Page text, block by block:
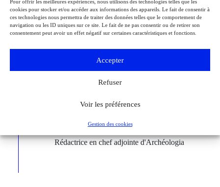
Pour offrir les meilleures expériences, nous utilisons des technologies telles que les
cookies pour stocker et/ou accéder aux informations des appareils. Le fait de consentir à
ces technologies nous permettra de traiter des données telles que le comportement de
navigation ou les ID uniques sur ce site. Le fait de ne pas consentir ou de retirer son
consentement peut avoir un effet négatif sur certaines caractéristiques et fonctions.
Accepter
Refuser
Voir les préférences
Gestion des cookies
Fiche auteur
Rédactrice en chef adjointe d'Archéologia